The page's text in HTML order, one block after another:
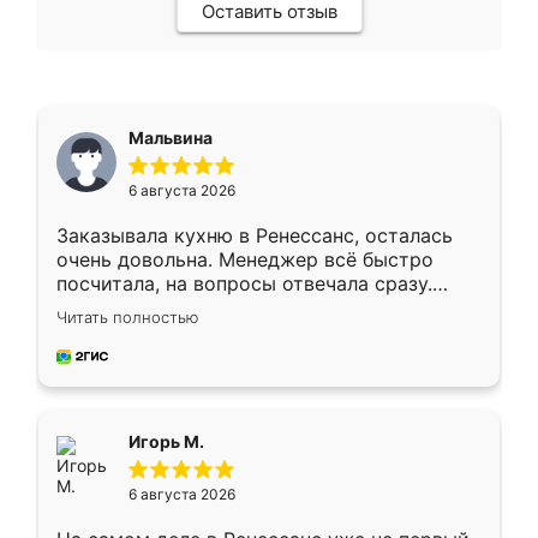
Оставить отзыв
Мальвина
6 августа 2026
Заказывала кухню в Ренессанс, осталась
очень довольна. Менеджер всё быстро
посчитала, на вопросы отвечала сразу.
Замерщик приехал в субботу, подошёл к
делу со всей ответственностью. Собрали
за день, ребята работали аккуратно, даже
Читать полностью
Игорь М.
6 августа 2026